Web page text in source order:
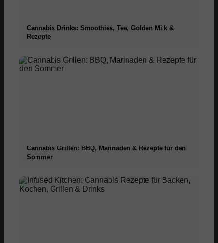
Cannabis Drinks: Smoothies, Tee, Golden Milk &
Rezepte
Cannabis Grillen: BBQ, Marinaden & Rezepte für den
Sommer